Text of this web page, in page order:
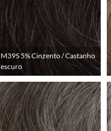
M39S 5% Cinzento / Castanho
escuro